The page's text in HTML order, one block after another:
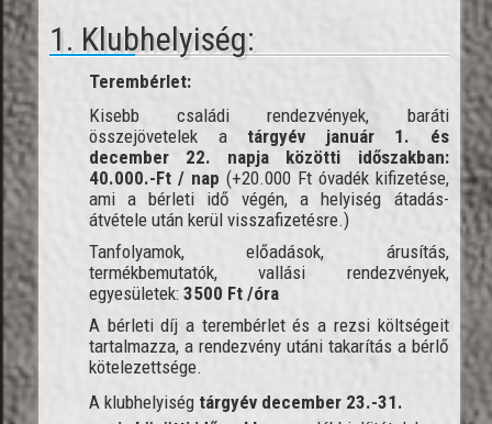
1. Klubhelyiség:
Terembérlet:
Kisebb családi rendezvények, baráti
összejövetelek a tárgyév január 1. és
december 22. napja közötti időszakban:
40.000.-Ft / nap (+20.000 Ft óvadék kifizetése,
ami a bérleti idő végén, a helyiség átadás-
átvétele után kerül visszafizetésre.)
Tanfolyamok, előadások, árusítás,
termékbemutatók, vallási rendezvények,
egyesületek: 3500 Ft /óra
A bérleti díj a terembérlet és a rezsi költségeit
tartalmazza, a rendezvény utáni takarítás a bérlő
kötelezettsége.
A klubhelyiség tárgyév december 23.-31.